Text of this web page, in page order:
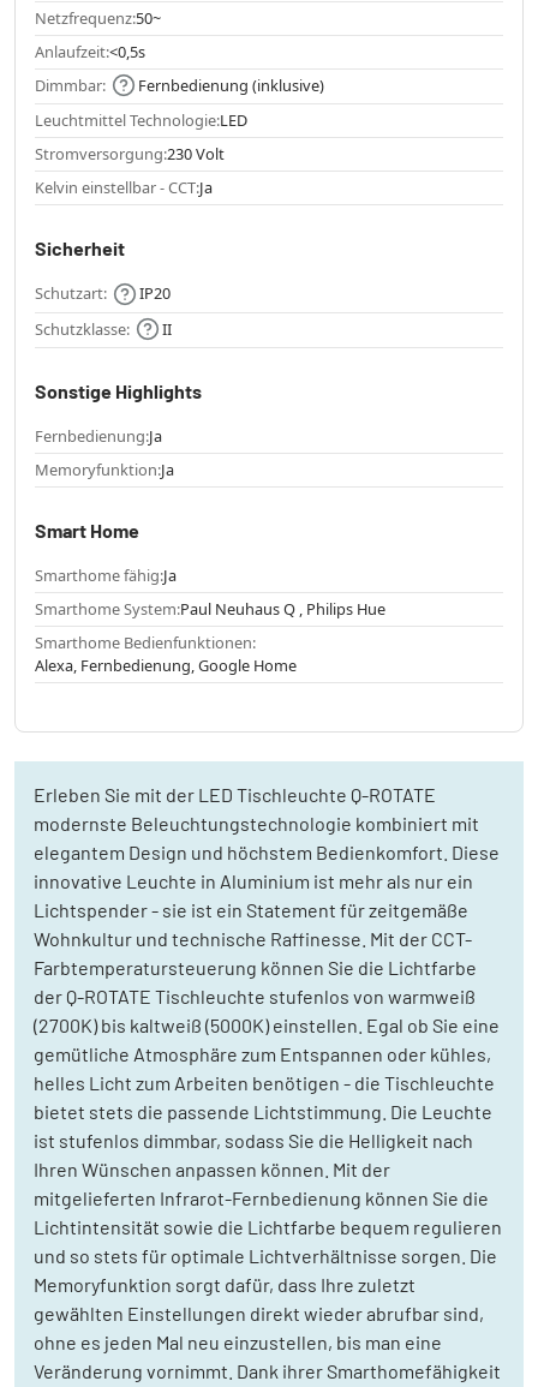
Netzfrequenz:50~
Anlaufzeit:<0,5s
Dimmbar:
Fernbedienung (inklusive)
Leuchtmittel Technologie:LED
Stromversorgung:230 Volt
Kelvin einstellbar - CCT:Ja
Sicherheit
Schutzart:
IP20
Schutzklasse:
II
Sonstige Highlights
Fernbedienung:Ja
Memoryfunktion:Ja
Smart Home
Smarthome fähig:Ja
Smarthome System:Paul Neuhaus Q , Philips Hue
Smarthome Bedienfunktionen:
Alexa, Fernbedienung, Google Home
Erleben Sie mit der LED Tischleuchte Q-ROTATE
modernste Beleuchtungstechnologie kombiniert mit
elegantem Design und höchstem Bedienkomfort. Diese
innovative Leuchte in Aluminium ist mehr als nur ein
Lichtspender - sie ist ein Statement für zeitgemäße
Wohnkultur und technische Raffinesse. Mit der CCT-
Farbtemperatursteuerung können Sie die Lichtfarbe
der Q-ROTATE Tischleuchte stufenlos von warmweiß
(2700K) bis kaltweiß (5000K) einstellen. Egal ob Sie eine
gemütliche Atmosphäre zum Entspannen oder kühles,
helles Licht zum Arbeiten benötigen - die Tischleuchte
bietet stets die passende Lichtstimmung. Die Leuchte
ist stufenlos dimmbar, sodass Sie die Helligkeit nach
Ihren Wünschen anpassen können. Mit der
mitgelieferten Infrarot-Fernbedienung können Sie die
Lichtintensität sowie die Lichtfarbe bequem regulieren
und so stets für optimale Lichtverhältnisse sorgen. Die
Memoryfunktion sorgt dafür, dass Ihre zuletzt
gewählten Einstellungen direkt wieder abrufbar sind,
ohne es jeden Mal neu einzustellen, bis man eine
Veränderung vornimmt. Dank ihrer Smarthomefähigkeit